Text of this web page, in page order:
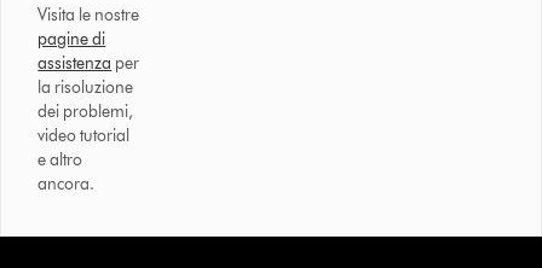
Visita le nostre
pagine di
assistenza per
la risoluzione
dei problemi,
video tutorial
e altro
ancora.